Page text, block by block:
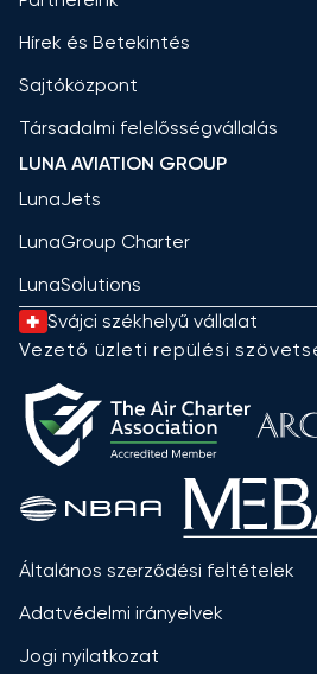
Hírek és Betekintés
Sajtóközpont
Társadalmi felelősségvállalás
LUNA AVIATION GROUP
LunaJets
LunaGroup Charter
LunaSolutions
Svájci székhelyű vállalat
Vezető üzleti repülési
Általános szerződési feltételek
Adatvédelmi irányelvek
Jogi nyilatkozat